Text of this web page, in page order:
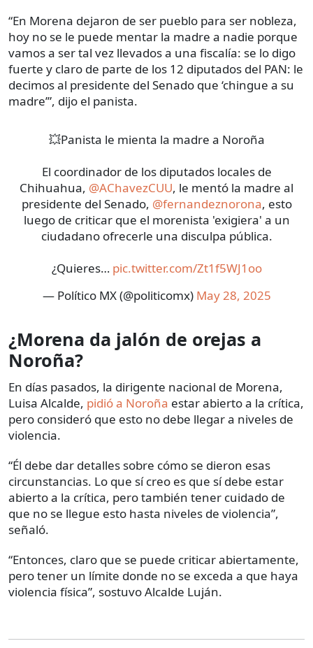
“En Morena dejaron de ser pueblo para ser nobleza,
hoy no se le puede mentar la madre a nadie porque
vamos a ser tal vez llevados a una fiscalía: se lo digo
fuerte y claro de parte de los 12 diputados del PAN: le
decimos al presidente del Senado que ‘chingue a su
madre’”, dijo el panista.
💥Panista le mienta la madre a Noroña
El coordinador de los diputados locales de
Chihuahua, @AChavezCUU, le mentó la madre al
presidente del Senado, @fernandeznorona, esto
luego de criticar que el morenista 'exigiera' a un
ciudadano ofrecerle una disculpa pública.
¿Quieres… pic.twitter.com/Zt1f5WJ1oo
— Político MX (@politicomx) May 28, 2025
¿Morena da jalón de orejas a
Noroña?
En días pasados, la dirigente nacional de Morena,
Luisa Alcalde, pidió a Noroña estar abierto a la crítica,
pero consideró que esto no debe llegar a niveles de
violencia.
“Él debe dar detalles sobre cómo se dieron esas
circunstancias. Lo que sí creo es que sí debe estar
abierto a la crítica, pero también tener cuidado de
que no se llegue esto hasta niveles de violencia”,
señaló.
“Entonces, claro que se puede criticar abiertamente,
pero tener un límite donde no se exceda a que haya
violencia física”, sostuvo Alcalde Luján.